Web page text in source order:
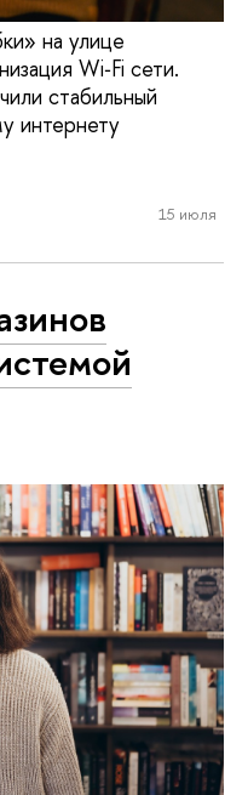
на улице
Wi‑Fi сети.
стабильный
интернету
15 июля